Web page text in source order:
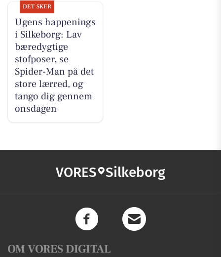
DET SKER
Ugens happenings
i Silkeborg: Lav
bæredygtige
stofposer, se
Spider-Man på det
store lærred, og
tango dig gennem
onsdagen
VORES Silkeborg
OM VORES DIGITAL